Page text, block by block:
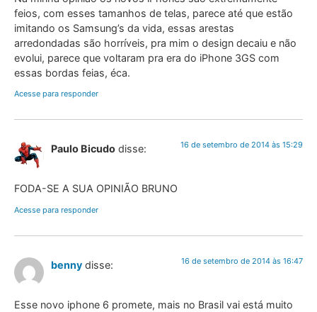
feios, com esses tamanhos de telas, parece até que estão
imitando os Samsung’s da vida, essas arestas
arredondadas são horríveis, pra mim o design decaiu e não
evolui, parece que voltaram pra era do iPhone 3GS com
essas bordas feias, éca.
Acesse para responder
Paulo Bicudo disse: 16 de setembro de 2014 às 15:29
FODA-SE A SUA OPINIÃO BRUNO
Acesse para responder
benny disse: 16 de setembro de 2014 às 16:47
Esse novo iphone 6 promete, mais no Brasil vai está muito